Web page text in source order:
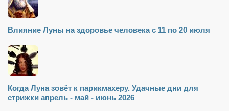
Влияние Луны на здоровье человека с 11 по 20 июля
Когда Луна зовёт к парикмахеру. Удачные дни для
стрижки апрель - май - июнь 2026